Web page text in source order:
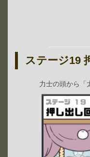
ステージ19
力士の頭から「